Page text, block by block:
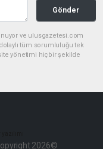
Gönder
ve ulusgazetesi.com
tüm sorumluluğu tek
yönetimi hiçbir şekilde
2026©